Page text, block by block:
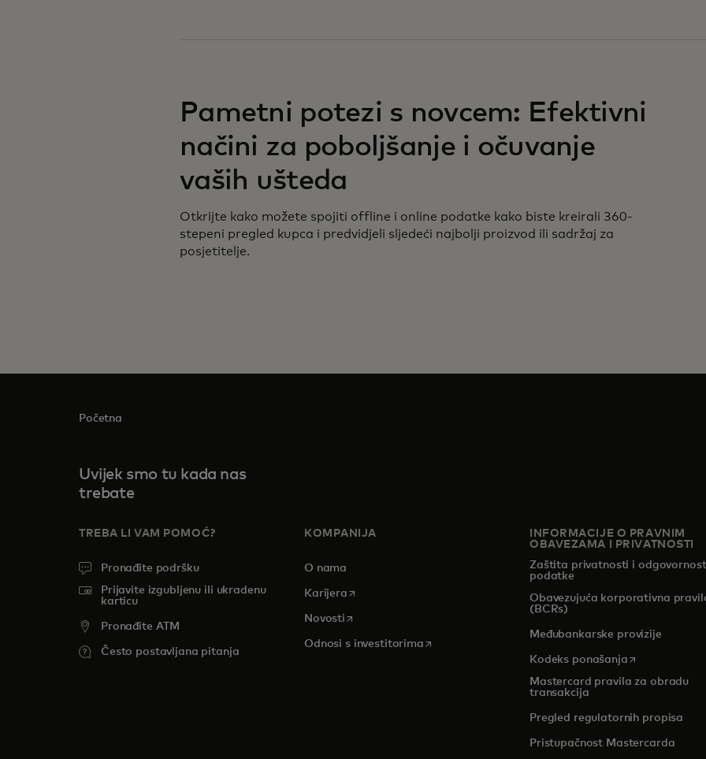
Pametni potezi s novcem: Efektivni
načini za poboljšanje i očuvanje
vaših ušteda
Otkrijte kako možete spojiti offline i online podatke kako biste kreirali 360-
stepeni pregled kupca i predvidjeli sljedeći najbolji proizvod ili sadržaj za
posjetitelje.
Početna
Uvijek smo tu kada nas
trebate
TREBA LI VAM POMOĆ?
Pronađite podršku
Prijavite izgubljenu ili ukradenu
karticu
Pronađite ATM
Često postavljana pitanja
KOMPANIJA
O nama
Karijeraopens in a new tab
Novosti opens in a new tab
Odnosi s investitorimaopens in a new tab
INFORMACIJE O PRAVNIM
OBAVEZAMA I PRIVATNOSTI
Zaštita privatnosti i
podatke
Obavezujuća korporativna
(BCRs)
Međubankarske provizije
Kodeks ponašanjaopens in a new
Mastercard pravila za obradu
transakcija
Pregled regulatornih propisa
Pristupačnost Mastercarda